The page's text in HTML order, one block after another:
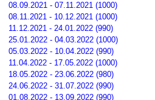
08.09.2021 - 07.11.2021 (1000)
08.11.2021 - 10.12.2021 (1000)
11.12.2021 - 24.01.2022 (990)
25.01.2022 - 04.03.2022 (1000)
05.03.2022 - 10.04.2022 (990)
11.04.2022 - 17.05.2022 (1000)
18.05.2022 - 23.06.2022 (980)
24.06.2022 - 31.07.2022 (990)
01.08.2022 - 13.09.2022 (990)